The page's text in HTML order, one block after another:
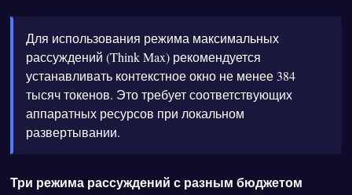
Для использования режима максимальных
рассуждений (Think Max) рекомендуется
устанавливать контекстное окно не менее 384
тысяч токенов. Это требует соответствующих
аппаратных ресурсов при локальном
развертывании.
Три режима рассуждений с разным бюджетом